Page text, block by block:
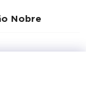
Nobre